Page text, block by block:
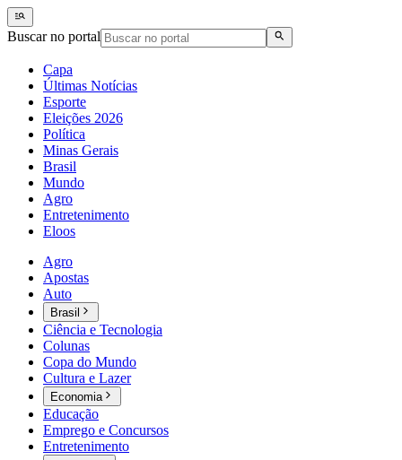
Buscar no portal
Capa
Últimas Notícias
Esporte
Eleições 2026
Política
Minas Gerais
Brasil
Mundo
Agro
Entretenimento
Eloos
Agro
Apostas
Auto
Brasil
Ciência e Tecnologia
Colunas
Copa do Mundo
Cultura e Lazer
Economia
Educação
Emprego e Concursos
Entretenimento